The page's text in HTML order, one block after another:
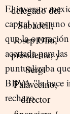
El inversor
capital y es uno
que la
acertada para
puntualizaba
BBVA "la hace
rechazo.